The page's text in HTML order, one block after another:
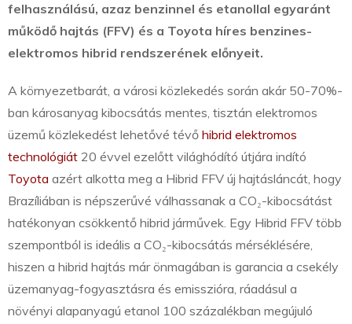
felhasználású, azaz benzinnel és etanollal egyaránt
működő hajtás (FFV) és a Toyota híres benzines-
elektromos hibrid rendszerének előnyeit.
A környezetbarát, a városi közlekedés során akár 50-70%-
ban károsanyag kibocsátás mentes, tisztán elektromos
üzemű közlekedést lehetővé tévő hibrid elektromos
technológiát 20 évvel ezelőtt világhódító útjára indító
Toyota azért alkotta meg a Hibrid FFV új hajtásláncát, hogy
Brazíliában is népszerűvé válhassanak a CO₂-kibocsátást
hatékonyan csökkentő hibrid járművek. Egy Hibrid FFV több
szempontból is ideális a CO₂-kibocsátás mérséklésére,
hiszen a hibrid hajtás már önmagában is garancia a csekély
üzemanyag-fogyasztásra és emisszióra, ráadásul a
növényi alapanyagú etanol 100 százalékban megújuló